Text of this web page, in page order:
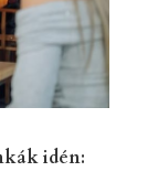
idén: